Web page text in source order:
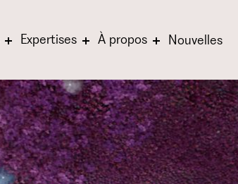
Expertises À propos Nouvelles